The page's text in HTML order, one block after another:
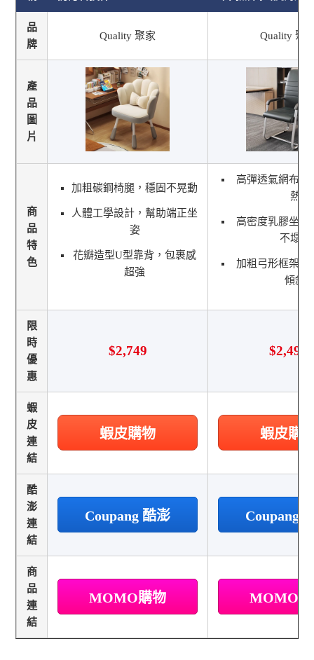
品
牌
Quality 聚家 Quality 聚
產
品
圖
片
商
品
特
色
加粗碳鋼椅腿，穩固不晃動
人體工學設計，幫助端正坐
姿
花瓣造型U型靠背，包裹感
超強
高彈透氣網布
熱
高密度乳膠坐墊
不塌陷
加粗弓形框架
傾斜
限
時
優
惠
$2,749 $2,499
蝦
皮
連
結
蝦皮購物 蝦皮購
酷
澎
連
結
Coupang 酷澎 Coupang
商
品
連
結
MOMO購物 MOMO